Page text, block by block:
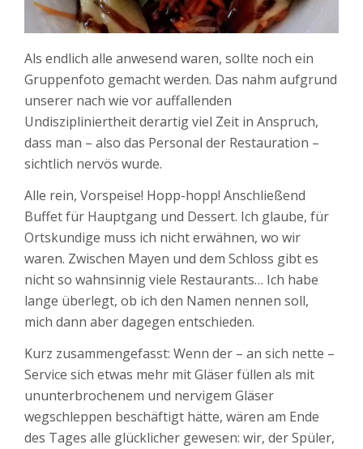
Als endlich alle anwesend waren, sollte noch ein
Gruppenfoto gemacht werden. Das nahm aufgrund
unserer nach wie vor auffallenden
Undiszipliniertheit derartig viel Zeit in Anspruch,
dass man – also das Personal der Restauration –
sichtlich nervös wurde.
Alle rein, Vorspeise! Hopp-hopp! Anschließend
Buffet für Hauptgang und Dessert. Ich glaube, für
Ortskundige muss ich nicht erwähnen, wo wir
waren. Zwischen Mayen und dem Schloss gibt es
nicht so wahnsinnig viele Restaurants… Ich habe
lange überlegt, ob ich den Namen nennen soll,
mich dann aber dagegen entschieden.
Kurz zusammengefasst: Wenn der – an sich nette –
Service sich etwas mehr mit Gläser füllen als mit
ununterbrochenem und nervigem Gläser
wegschleppen beschäftigt hätte, wären am Ende
des Tages alle glücklicher gewesen: wir, der Spüler,